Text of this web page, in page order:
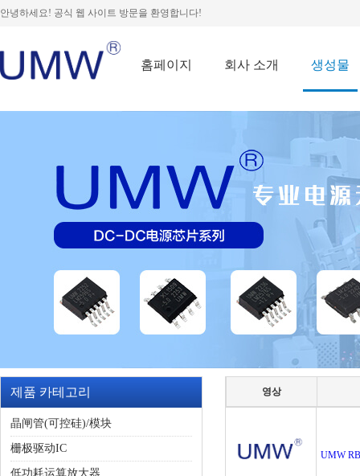
안녕하세요! 공식 웹 사이트 방문을 환영합니다!
홈페이지 회사 소개 생성물
제품 카테고리
晶闸管(可控硅)/模块
栅极驱动IC
低功耗运算放大器
영상
UMW